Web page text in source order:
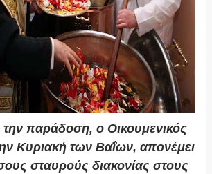
παράδοση, ο Οικουμενικός
Κυριακή των Βαΐων, απονέμει
σταυρούς διακονίας στους